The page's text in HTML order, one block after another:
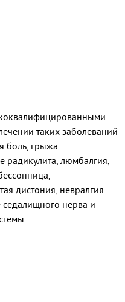
таких заболеваний
боль, грыжа
радикулита, люмбалгия,
дистония, невралгия
нерва и